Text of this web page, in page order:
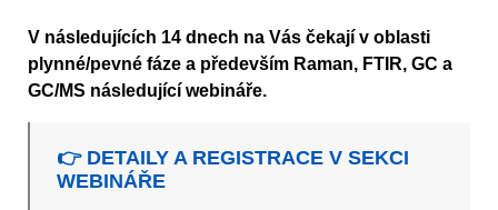
V následujících 14 dnech na Vás čekají v oblasti
plynné/pevné fáze a především Raman, FTIR, GC a
GC/MS následující webináře.
👉 DETAILY A REGISTRACE V SEKCI
WEBINÁŘE